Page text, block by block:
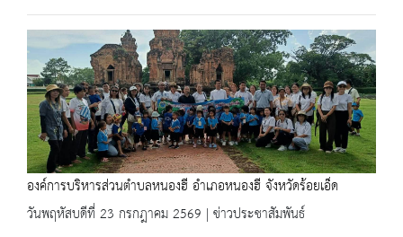
องค์การบริหารส่วนตำบลหนองฮี อำเภอหนองฮี จังหวัดร้อยเอ็ด
วันพฤหัสบดีที่ 23 กรกฎาคม 2569 | ข่าวประชาสัมพันธ์